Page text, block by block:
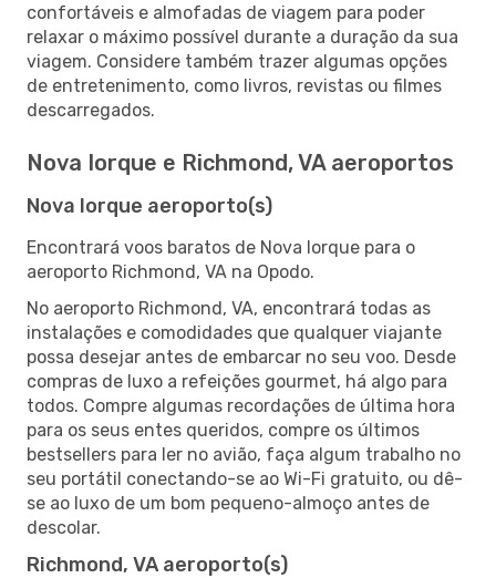
confortáveis e almofadas de viagem para poder
relaxar o máximo possível durante a duração da sua
viagem. Considere também trazer algumas opções
de entretenimento, como livros, revistas ou filmes
descarregados.
Nova Iorque e Richmond, VA aeroportos
Nova Iorque aeroporto(s)
Encontrará voos baratos de Nova Iorque para o
aeroporto Richmond, VA na Opodo.
No aeroporto Richmond, VA, encontrará todas as
instalações e comodidades que qualquer viajante
possa desejar antes de embarcar no seu voo. Desde
compras de luxo a refeições gourmet, há algo para
todos. Compre algumas recordações de última hora
para os seus entes queridos, compre os últimos
bestsellers para ler no avião, faça algum trabalho no
seu portátil conectando-se ao Wi-Fi gratuito, ou dê-
se ao luxo de um bom pequeno-almoço antes de
descolar.
Richmond, VA aeroporto(s)